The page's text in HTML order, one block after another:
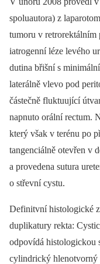
spoluautora) z
tumoru v retrorektálním
iatrogenní léze levého
dutina břišní s
laterálně vlevo pod
částečně fluktuující
napnuto orální rectum.
který však v terénu po
tangenciálně otevřen v
a provedena sutura
o střevní cystu.
Definitvní histologické
duplikatury rekta:
odpovídá histologickou
cylindrický hlenotvorný